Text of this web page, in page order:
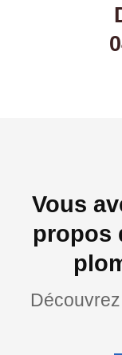
Vous
propos